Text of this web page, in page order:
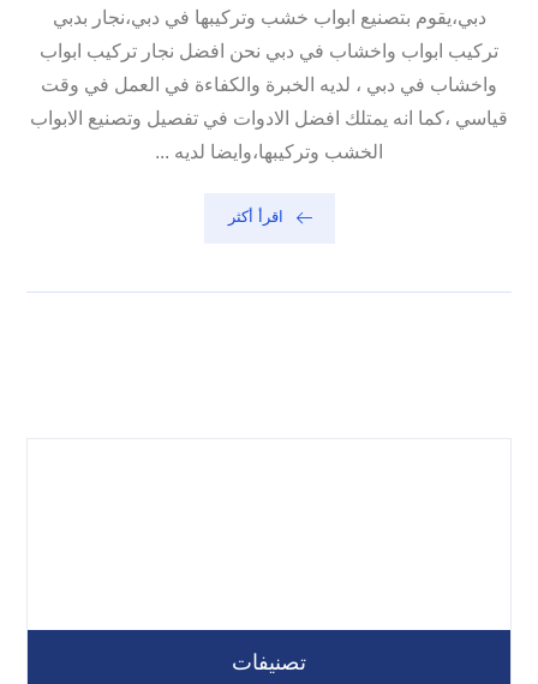
دبي،يقوم بتصنيع ابواب خشب وتركيبها في دبي،نجار بدبي
تركيب ابواب واخشاب في دبي نحن افضل نجار تركيب ابواب
واخشاب في دبي ، لديه الخبرة والكفاءة في العمل في وقت
قياسي ،كما انه يمتلك افضل الادوات في تفصيل وتصنيع الابواب
الخشب وتركيبها،وايضا لديه ...
اقرأ أكثر
تصنيفات